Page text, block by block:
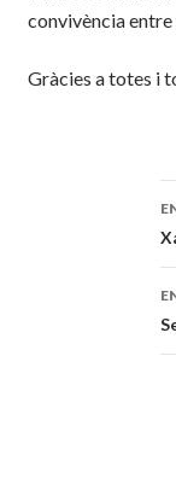
convivència entre
Gràcies a totes i